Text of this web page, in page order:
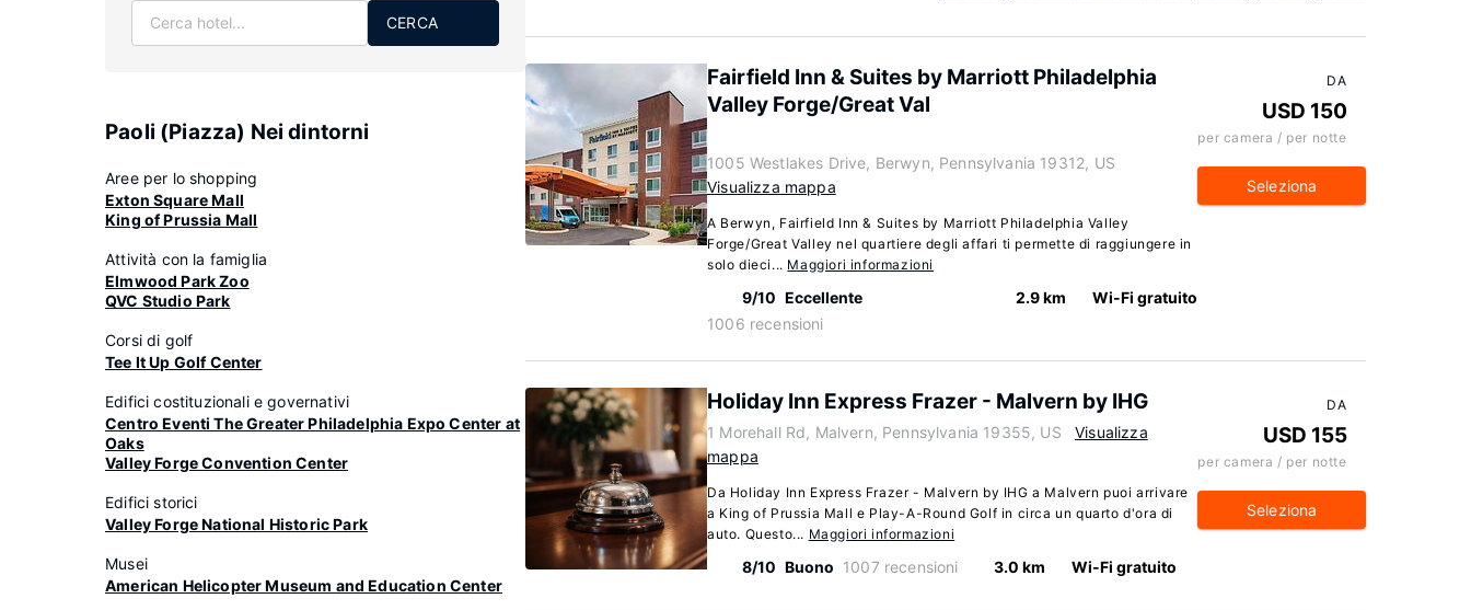
CERCA
Paoli (Piazza) Nei dintorni
Aree per lo shopping
Exton Square Mall
King of Prussia Mall
Attività con la famiglia
Elmwood Park Zoo
QVC Studio Park
Corsi di golf
Tee It Up Golf Center
Edifici costituzionali e governativi
Centro Eventi The Greater Philadelphia Expo Center at
Oaks
Valley Forge Convention Center
Edifici storici
Valley Forge National Historic Park
Musei
American Helicopter Museum and Education Center
Fairfield Inn & Suites by Marriott Philadelphia
Valley Forge/Great Val
1005 Westlakes Drive, Berwyn, Pennsylvania 19312, US
Visualizza mappa
A Berwyn, Fairfield Inn & Suites by Marriott Philadelphia Valley
Forge/Great Valley nel quartiere degli affari ti permette di raggiungere in
solo dieci... Maggiori informazioni
9/10 Eccellente
1006 recensioni
2.9 km Wi-Fi gratuito
DA
USD 150
per camera / per notte
Seleziona
Holiday Inn Express Frazer - Malvern by IHG
1 Morehall Rd, Malvern, Pennsylvania 19355, US
Visualizza
mappa
Da Holiday Inn Express Frazer - Malvern by IHG a Malvern puoi arrivare
a King of Prussia Mall e Play-A-Round Golf in circa un quarto d'ora di
auto. Questo... Maggiori informazioni
8/10 Buono 1007 recensioni 3.0 km Wi-Fi gratuito
DA
USD 155
per camera / per notte
Seleziona